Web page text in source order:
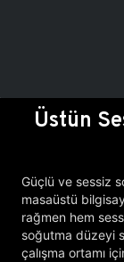
Üstün
Güçlü ve sessiz
masaüstü
rağmen hem
soğutma düzeyi
çalışma ortamı